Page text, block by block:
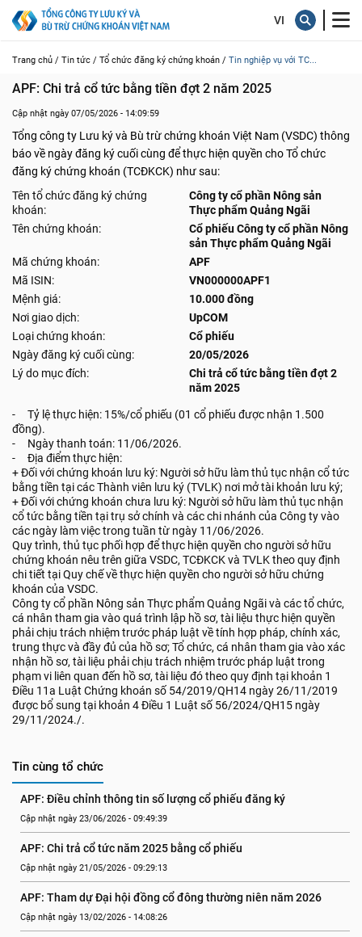
Trang chủ / Tin tức / Tổ chức đăng ký chứng khoán / Tin nghiệp vụ với TC...
APF: Chi trả cổ tức bằng tiền đợt 2 năm 2025
Cập nhật ngày 07/05/2026 - 14:09:59
Tổng công ty Lưu ký và Bù trừ chứng khoán Việt Nam (VSDC) thông
báo về ngày đăng ký cuối cùng để thực hiện quyền cho Tổ chức
đăng ký chứng khoán (TCĐKCK) như sau:
Tên tổ chức đăng ký chứng
khoán:
Công ty cổ phần Nông sản
Thực phẩm Quảng Ngãi
Tên chứng khoán:
Cổ phiếu Công ty cổ phần Nông
sản Thực phẩm Quảng Ngãi
Mã chứng khoán:
APF
Mã ISIN:
VN000000APF1
Mệnh giá:
10.000 đồng
Nơi giao dịch:
UpCOM
Loại chứng khoán:
Cổ phiếu
Ngày đăng ký cuối cùng:
20/05/2026
Lý do mục đích:
Chi trả cổ tức bằng tiền đợt 2
năm 2025
- Tỷ lệ thực hiện: 15%/cổ phiếu (01 cổ phiếu được nhận 1.500
đồng).
- Ngày thanh toán: 11/06/2026.
- Địa điểm thực hiện:
+ Đối với chứng khoán lưu ký: Người sở hữu làm thủ tục nhận cổ tức
bằng tiền tại các Thành viên lưu ký (TVLK) nơi mở tài khoản lưu ký;
+ Đối với chứng khoán chưa lưu ký: Người sở hữu làm thủ tục nhận
cổ tức bằng tiền tại trụ sở chính và các chi nhánh của Công ty vào
các ngày làm việc trong tuần từ ngày 11/06/2026.
Quy trình, thủ tục phối hợp để thực hiện quyền cho người sở hữu
chứng khoán nêu trên giữa VSDC, TCĐKCK và TVLK theo quy định
chi tiết tại Quy chế về thực hiện quyền cho người sở hữu chứng
khoán của VSDC.
Công ty cổ phần Nông sản Thực phẩm Quảng Ngãi và các tổ chức,
cá nhân tham gia vào quá trình lập hồ sơ, tài liệu thực hiện quyền
phải chịu trách nhiệm trước pháp luật về tính hợp pháp, chính xác,
trung thực và đầy đủ của hồ sơ; Tổ chức, cá nhân tham gia vào xác
nhận hồ sơ, tài liệu phải chịu trách nhiệm trước pháp luật trong
phạm vi liên quan đến hồ sơ, tài liệu đó theo quy định tại khoản 1
Điều 11a Luật Chứng khoán số 54/2019/QH14 ngày 26/11/2019
được bổ sung tại khoản 4 Điều 1 Luật số 56/2024/QH15 ngày
29/11/2024./.
Tin cùng tổ chức
APF: Điều chỉnh thông tin số lượng cổ phiếu đăng ký
Cập nhật ngày 23/06/2026 - 09:49:39
APF: Chi trả cổ tức năm 2025 bằng cổ phiếu
Cập nhật ngày 21/05/2026 - 09:29:13
APF: Tham dự Đại hội đồng cổ đông thường niên năm 2026
Cập nhật ngày 13/02/2026 - 14:08:26